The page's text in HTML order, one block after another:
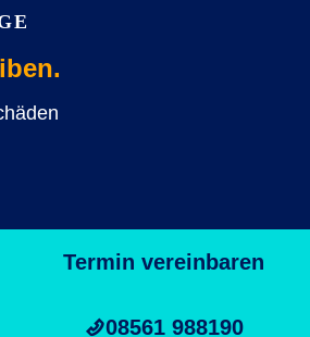
Termin vereinbaren
08561 988190